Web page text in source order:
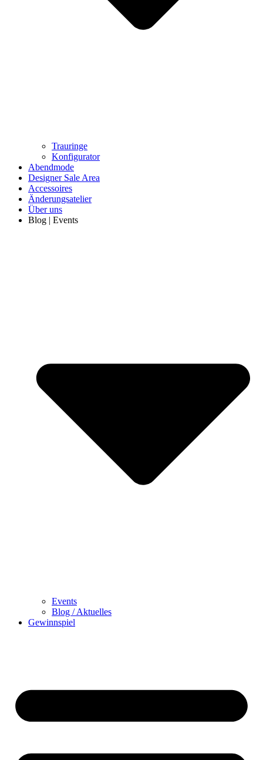
Trauringe
Konfigurator
Abendmode
Designer Sale Area
Accessoires
Änderungsatelier
Über uns
Blog | Events
Events
Blog / Aktuelles
Gewinnspiel